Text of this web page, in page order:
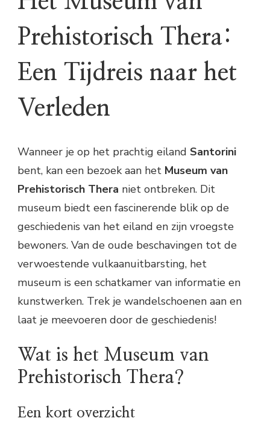
Prehistorisch Thera:
Een Tijdreis naar het
Verleden
Wanneer je op het prachtig eiland Santorini
bent, kan een bezoek aan het Museum van
Prehistorisch Thera niet ontbreken. Dit
museum biedt een fascinerende blik op de
geschiedenis van het eiland en zijn vroegste
bewoners. Van de oude beschavingen tot de
verwoestende vulkaanuitbarsting, het
museum is een schatkamer van informatie en
kunstwerken. Trek je wandelschoenen aan en
laat je meevoeren door de geschiedenis!
Wat is het Museum van
Prehistorisch Thera?
Een kort overzicht